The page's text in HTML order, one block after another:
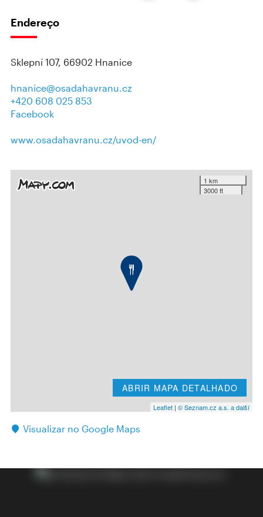
Endereço
Sklepní 107, 66902 Hnanice
hnanice@osadahavranu.cz
+420 608 025 853
Facebook
www.osadahavranu.cz/uvod-en/
1 km
3000 ft
ABRIR MAPA DETALHADO
Leaflet | © Seznam.cz a.s. a další
Visualizar no Google Maps